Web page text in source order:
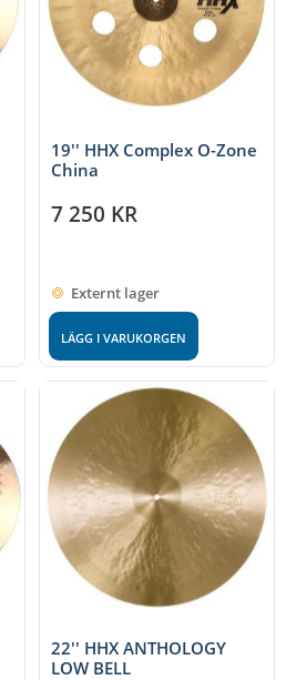
19'' HHX Complex O-Zone
China
7 250 KR
Externt lager
LÄGG I VARUKORGEN
22'' HHX ANTHOLOGY
LOW BELL